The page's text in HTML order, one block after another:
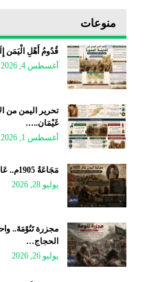
منوعات
قُدُومُ أَهْلِ الْيَمَن
أغسطس 4, 2026
غَيْمَان..…
أغسطس 1, 2026
مَجَاعَةُ 1905م.. عَام الجوع الأَكْبَر في تاريخ اليمن…
يوليو 28, 2026
مجزرة تَنُوْمَةَ..
الحجاج…
يوليو 26, 2026